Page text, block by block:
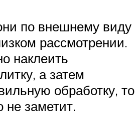
по внешнему виду
рассмотрении.
наклеить
а затем
обработку, то
не заметит.